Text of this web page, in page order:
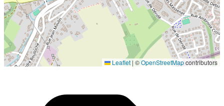
Localisation en cours...
Leaflet | ©OpenStreetMapcontributors